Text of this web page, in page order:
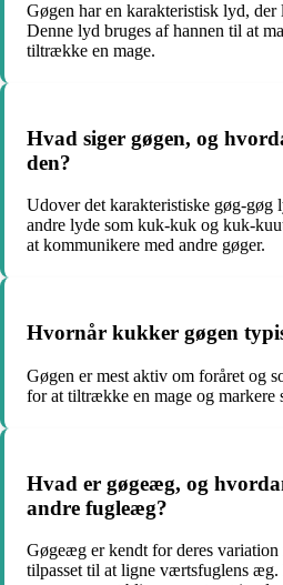
Gøgen har en karakteristisk lyd, der
Denne lyd bruges af hannen til at
tiltrække en mage.
Hvad siger gøgen, og
den?
Udover det karakteristiske gøg-gøg
andre lyde som kuk-kuk og kuk-
at kommunikere med andre gøger.
Hvornår kukker gøgen
Gøgen er mest aktiv om foråret og
for at tiltrække en mage og markere
Hvad er gøgeæg, og
andre fugleæg?
Gøgeæg er kendt for deres variation
tilpasset til at ligne værtsfuglens æg.